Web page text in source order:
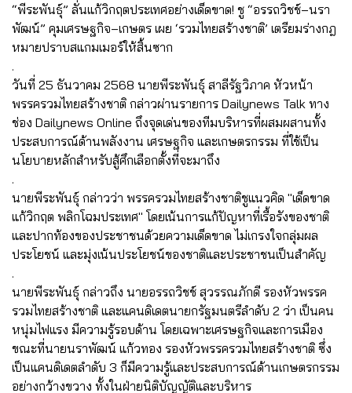
“พีระพันธุ์” ลั่นแก้วิกฤตประเทศอย่างเด็ดขาด! ชู “อรรถวิชช์–นรา
พัฒน์” คุมเศรษฐกิจ–เกษตร เผย ‘รวมไทยสร้างชาติ’ เตรียมร่างกฎ
หมายปราบสแกมเมอร์ให้สิ้นซาก
.
วันที่ 25 ธันวาคม 2568 นายพีระพันธุ์ สาลีรัฐวิภาค หัวหน้า
พรรครวมไทยสร้างชาติ กล่าวผ่านรายการ Dailynews Talk ทาง
ช่อง Dailynews Online ถึงจุดเด่นของทีมบริหารที่ผสมผสานทั้ง
ประสบการณ์ด้านพลังงาน เศรษฐกิจ และเกษตรกรรม ที่ใช้เป็น
นโยบายหลักสำหรับสู้ศึกเลือกตั้งที่จะมาถึง
.
นายพีระพันธุ์ กล่าวว่า พรรครวมไทยสร้างชาติชูแนวคิด "เด็ดขาด
แก้วิกฤต พลิกโฉมประเทศ" โดยเน้นการแก้ปัญหาที่เรื้อรังของชาติ
และปากท้องของประชาชนด้วยความเด็ดขาด ไม่เกรงใจกลุ่มผล
ประโยชน์ และมุ่งเน้นประโยชน์ของชาติและประชาชนเป็นสำคัญ
.
นายพีระพันธุ์ กล่าวถึง นายอรรถวิชช์ สุวรรณภักดี รองหัวพรรค
รวมไทยสร้างชาติ และแคนดิเดตนายกรัฐมนตรีลำดับ 2 ว่า เป็นคน
หนุ่มไฟแรง มีความรู้รอบด้าน โดยเฉพาะเศรษฐกิจและการเมือง
ขณะที่นายนราพัฒน์ แก้วทอง รองหัวพรรครวมไทยสร้างชาติ ซึ่ง
เป็นแคนดิเดตลำดับ 3 ก็มีความรู้และประสบการณ์ด้านเกษตรกรรม
อย่างกว้างขวาง ทั้งในฝ่ายนิติบัญญัติและบริหาร